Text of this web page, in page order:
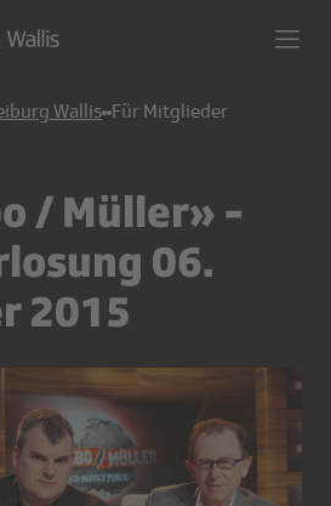
Wallis Für Mitglieder
/ Müller» -
06.
2015